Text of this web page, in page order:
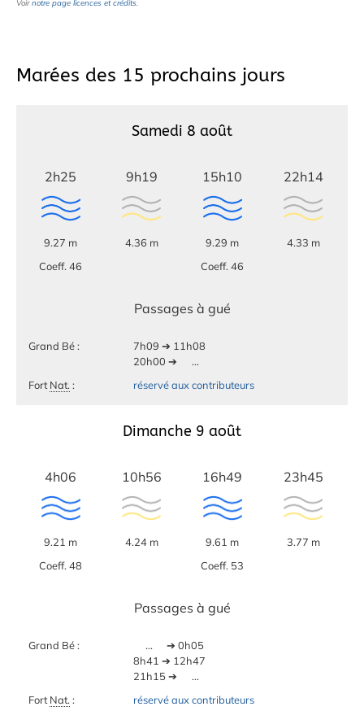
Voirnotre page licences et crédits
Marées des 15 prochains jours
Samedi 8 août
2h25
9.27 m
Coeff. 46
9h19
4.36 m
15h10
9.29 m
Coeff. 46
22h14
4.33 m
Passages à gué
Grand Bé :
7h09 ➔ 11h08
20h00 ➔
...
Fort Nat. : réservé aux contributeurs
Dimanche 9 août
4h06
9.21 m
Coeff. 48
10h56
4.24 m
16h49
9.61 m
Coeff. 53
23h45
3.77 m
Passages à gué
Grand Bé : ...
➔ 0h05
8h41 ➔ 12h47
21h15 ➔
...
FortNat. : réservé aux contributeurs